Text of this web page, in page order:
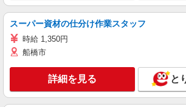
スーパー資材の仕分け作業スタッフ
時給 1,350円
船橋市
詳細を見る と